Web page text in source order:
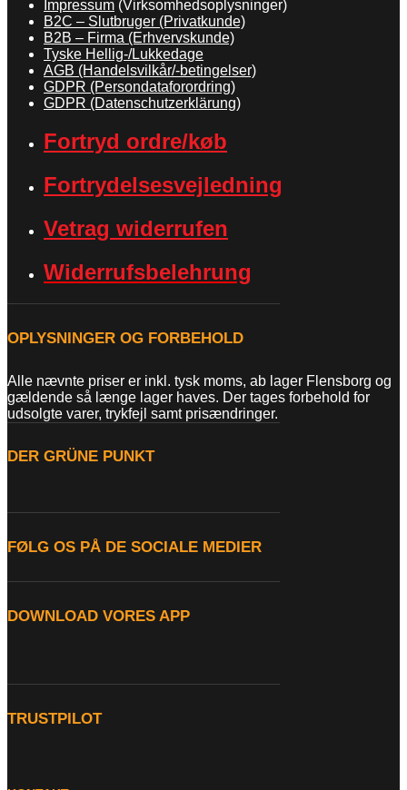
Impressum (Virksomhedsoplysninger)
B2C – Slutbruger (Privatkunde)
B2B – Firma (Erhvervskunde)
Tyske Hellig-/Lukkedage
AGB (Handelsvilkår/-betingelser)
GDPR (Persondataforordring)
GDPR (Datenschutzerklärung)
Fortryd ordre/køb
Fortrydelsesvejledning
Vetrag widerrufen
Widerrufsbelehrung
OPLYSNINGER OG FORBEHOLD
Alle nævnte priser er inkl. tysk moms, ab lager Flensborg og
gældende så længe lager haves. Der tages forbehold for
udsolgte varer, trykfejl samt prisændringer.
DER GRÜNE PUNKT
FØLG OS PÅ DE SOCIALE MEDIER
DOWNLOAD VORES APP
TRUSTPILOT